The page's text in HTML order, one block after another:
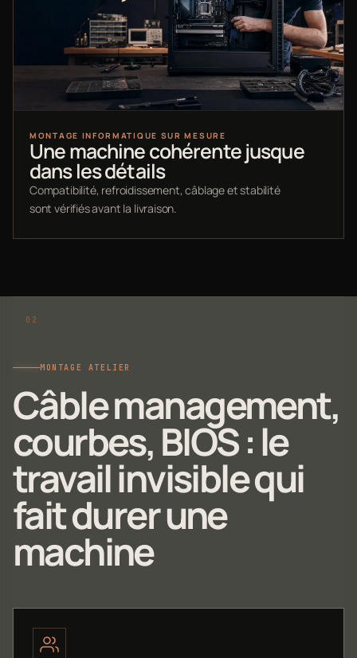
MONTAGE INFORMATIQUE SUR MESURE
Une machine cohérente jusque
dans les détails
Compatibilité, refroidissement, câblage et stabilité
sont vérifiés avant la livraison.
MONTAGE ATELIER
Câble management,
courbes, BIOS : le
travail invisible qui
fait durer une
machine